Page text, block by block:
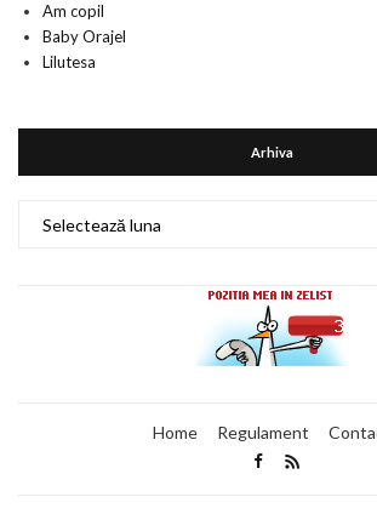
Am copil
Baby Orajel
Lilutesa
Arhiva
Home Regulament